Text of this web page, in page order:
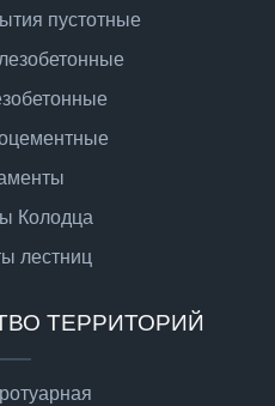
пустотные
Колодца
лестниц
ТЕРРИТОРИЙ